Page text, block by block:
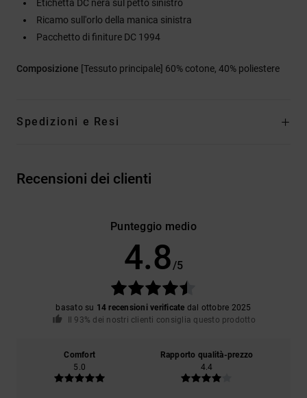
Etichetta DC nera sul petto sinistro
Ricamo sull'orlo della manica sinistra
Pacchetto di finiture DC 1994
Composizione [Tessuto principale] 60% cotone, 40% poliestere
Spedizioni e Resi
Recensioni dei clienti
Punteggio medio
4.8 /5
basato su 14 recensioni verificate dal ottobre 2025
Il 93% dei nostri clienti consiglia questo prodotto
Comfort
5.0
Rapporto qualità-prezzo
4.4